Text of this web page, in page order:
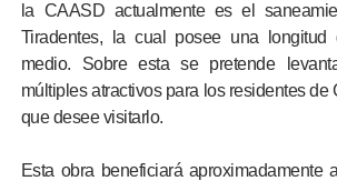
la CAASD actualmente es el
Tiradentes, la cual posee una
medio. Sobre esta se pretende
múltiples atractivos para los residentes de
que desee visitarlo.
Esta obra beneficiará aproximadamente